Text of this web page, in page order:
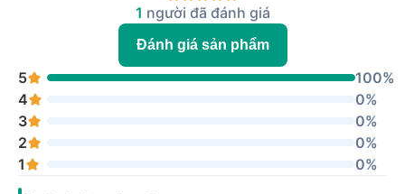
1 người đã đánh giá
Đánh giá sản phẩm
5
100%
4
0%
3
0%
2
0%
1
0%